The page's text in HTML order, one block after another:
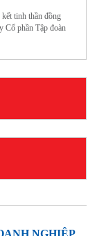
tinh thần đồng
Cổ phần Tập đoàn
NGHIỆP